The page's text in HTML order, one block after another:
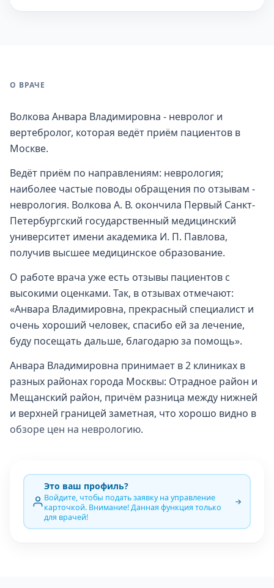
О ВРАЧЕ
Волкова Анвара Владимировна - невролог и
вертебролог, которая ведёт приём пациентов в
Москве.
Ведёт приём по направлениям: неврология;
наиболее частые поводы обращения по отзывам -
неврология. Волкова А. В. окончила Первый Санкт-
Петербургский государственный медицинский
университет имени академика И. П. Павлова,
получив высшее медицинское образование.
О работе врача уже есть отзывы пациентов с
высокими оценками. Так, в отзывах отмечают:
«Анвара Владимировна, прекрасный специалист и
очень хороший человек, спасибо ей за лечение,
буду посещать дальше, благодарю за помощь».
Анвара Владимировна принимает в 2 клиниках в
разных районах города Москвы: Отрадное район и
Мещанский район, причём разница между нижней
и верхней границей заметная, что хорошо видно в
обзоре цен на неврологию.
Это ваш профиль?
Войдите, чтобы подать заявку на управление
карточкой. Внимание! Данная функция только
для врачей!